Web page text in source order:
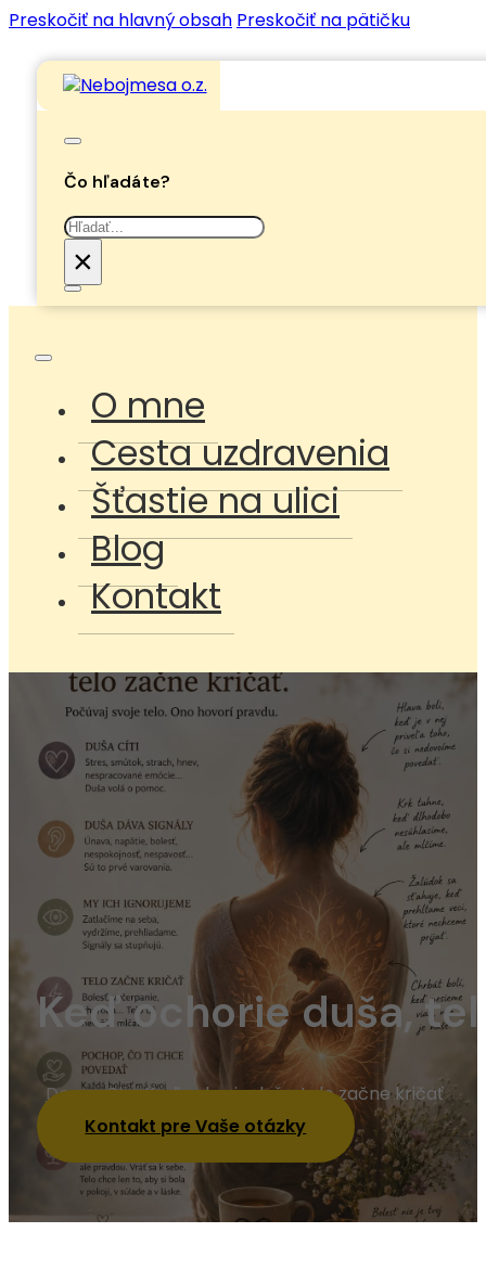
Preskočiť na hlavný obsah Preskočiť na pätičku
Čo hľadáte?
Hľadať
×
O mne
Cesta uzdravenia
Šťastie na ulici
Blog
Kontakt
Keď ochorie duša,
DomovBlogKeď ochorie duša, telo začne kričať
Kontakt pre Vaše otázky